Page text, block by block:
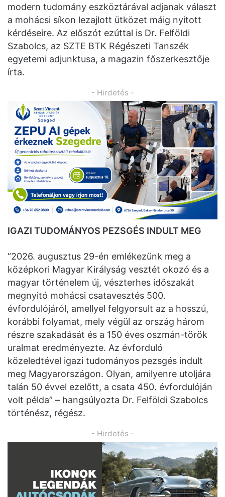
modern tudomány eszköztárával adjanak választ
a mohácsi síkon lezajlott ütközet máig nyitott
kérdéseire. Az előszót ezúttal is Dr. Felföldi
Szabolcs, az SZTE BTK Régészeti Tanszék
egyetemi adjunktusa, a magazin főszerkesztője
írta.
- Hirdetés -
IGAZI TUDOMÁNYOS PEZSGÉS INDULT MEG
“2026. augusztus 29-én emlékezünk meg a
középkori Magyar Királyság vesztét okozó és a
magyar történelem új, vészterhes időszakát
megnyitó mohácsi csatavesztés 500.
évfordulójáról, amellyel felgyorsult az a hosszú,
korábbi folyamat, mely végül az ország három
részre szakadását és a 150 éves oszmán-török
uralmat eredményezte. Az évforduló
közeledtével igazi tudományos pezsgés indult
meg Magyarországon. Olyan, amilyenre utoljára
talán 50 évvel ezelőtt, a csata 450. évfordulóján
volt példa” – hangsúlyozta Dr. Felföldi Szabolcs
történész, régész.
- Hirdetés -